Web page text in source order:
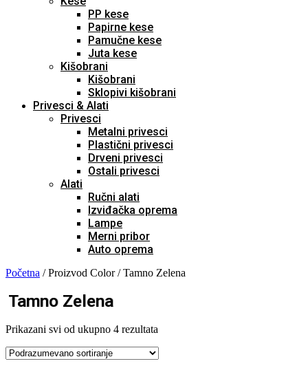
PP kese
Papirne kese
Pamučne kese
Juta kese
Kišobrani
Kišobrani
Sklopivi kišobrani
Privesci & Alati
Privesci
Metalni privesci
Plastični privesci
Drveni privesci
Ostali privesci
Alati
Ručni alati
Izviđačka oprema
Lampe
Merni pribor
Auto oprema
Početna / Proizvod Color / Tamno Zelena
Tamno Zelena
Prikazani svi od ukupno 4 rezultata